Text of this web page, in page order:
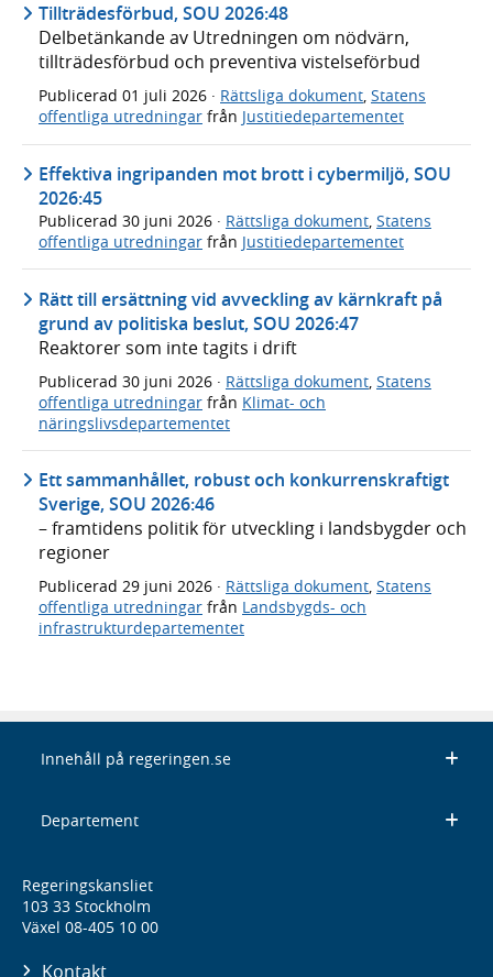
Tillträdesförbud, SOU 2026:48
Delbetänkande av Utredningen om nödvärn,
tillträdesförbud och preventiva vistelseförbud
Publicerad 01 juli 2026 · Rättsliga dokument, Statens
offentliga utredningar från Justitiedepartementet
Effektiva ingripanden mot brott i cybermiljö, SOU
2026:45
Publicerad 30 juni 2026 · Rättsliga dokument, Statens
offentliga utredningar från Justitiedepartementet
Rätt till ersättning vid avveckling av kärnkraft på
grund av politiska beslut, SOU 2026:47
Reaktorer som inte tagits i drift
Publicerad 30 juni 2026 · Rättsliga dokument Statens
offentliga utredningar från Klimat- och
näringslivsdepartementet
Ett sammanhållet, robust och konkurrenskraftigt
Sverige, SOU 2026:46
– framtidens politik för utveckling i landsbygder och
regioner
Publicerad 29 juni 2026 · Rättsliga dokument, Statens
offentliga utredningar från Landsbygds- och
infrastrukturdepartementet
Innehåll på regeringen.se
Departement
Regeringskansliet
103 33 Stockholm
Växel 08-405 10 00
Kontakt